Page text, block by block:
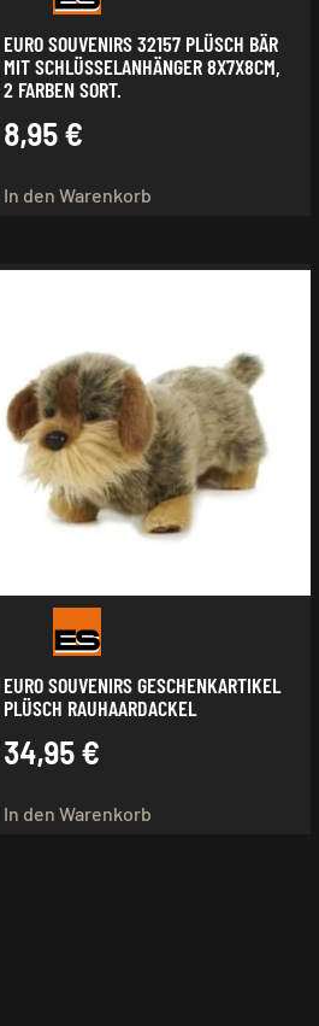
EURO SOUVENIRS 32157 PLÜSCH BÄR
MIT SCHLÜSSELANHÄNGER 8X7X8CM,
2 FARBEN SORT.
8,95 €
In den Warenkorb
EURO SOUVENIRS GESCHENKARTIKEL
PLÜSCH RAUHAARDACKEL
34,95 €
In den Warenkorb